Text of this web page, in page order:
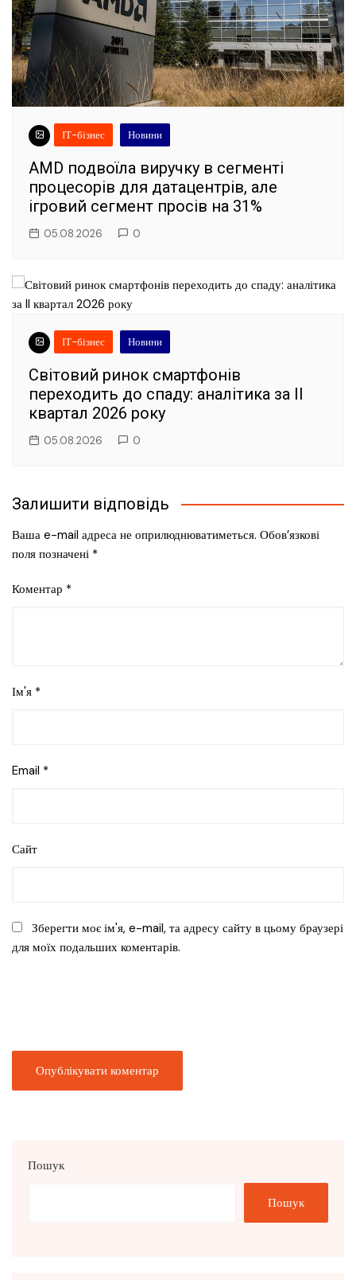
ІТ-бізнес Новини
AMD подвоїла виручку в сегменті
процесорів для датацентрів, але
ігровий сегмент просів на 31%
05.08.2026 0
ІТ-бізнес Новини
Світовий ринок смартфонів
переходить до спаду: аналітика за II
квартал 2026 року
05.08.2026 0
Залишити відповідь
Ваша e-mail адреса не оприлюднюватиметься. Обов’язкові
поля позначені *
Коментар *
Ім'я *
Email *
Сайт
Зберегти моє ім'я, e-mail, та адресу сайту в цьому браузері
для моїх подальших коментарів.
Пошук
Пошук